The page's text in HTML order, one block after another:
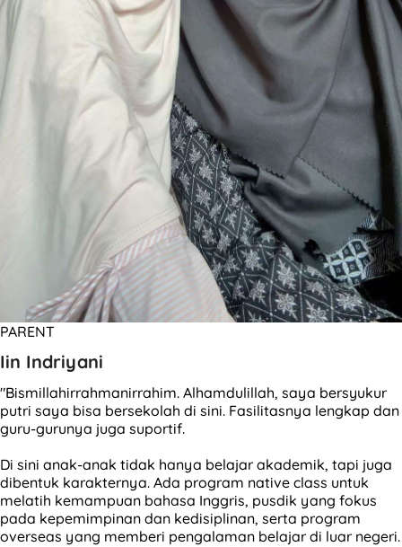
PARENT
Iin Indriyani
"Bismillahirrahmanirrahim. Alhamdulillah, saya bersyukur
putri saya bisa bersekolah di sini. Fasilitasnya lengkap dan
guru-gurunya juga suportif.
Di sini anak-anak tidak hanya belajar akademik, tapi juga
dibentuk karakternya. Ada program native class untuk
melatih kemampuan bahasa Inggris, pusdik yang fokus
pada kepemimpinan dan kedisiplinan, serta program
overseas yang memberi pengalaman belajar di luar negeri.